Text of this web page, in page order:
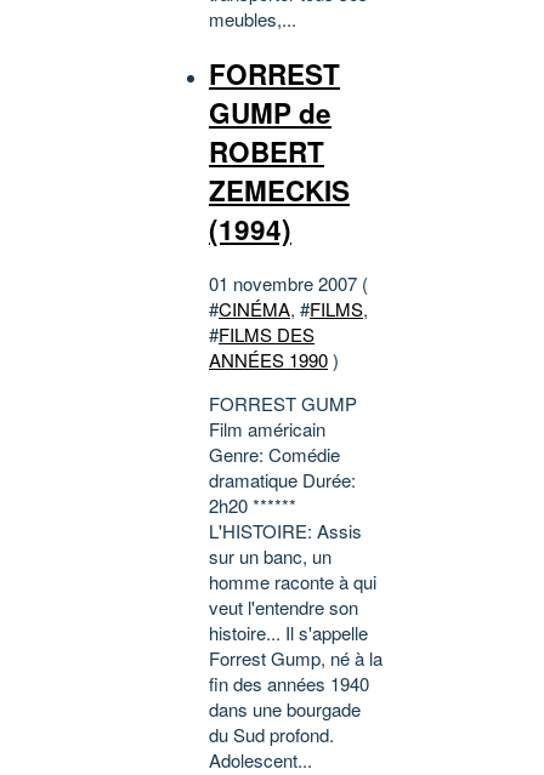
meubles,...
FORREST
GUMP de
ROBERT
ZEMECKIS
(1994)
01 novembre 2007 (
#CINÉMA, #FILMS,
#FILMS DES
ANNÉES 1990)
FORREST GUMP
Film américain
Genre: Comédie
dramatique Durée:
2h20 ******
L'HISTOIRE: Assis
sur un banc, un
homme raconte à qui
veut l'entendre son
histoire... Il s'appelle
Forrest Gump, né à la
fin des années 1940
dans une bourgade
du Sud profond.
Adolescent...